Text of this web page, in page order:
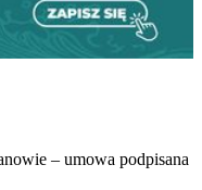
– umowa podpisana